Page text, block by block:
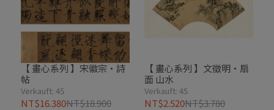
【 畫心系列 】宋徽宗・詩
帖
Verkauft: 45
NT$16.380NT$18.900
【 畫心系列 】文徵明・扇
面 山水
Verkauft: 45
NT$2.520NT$3.780